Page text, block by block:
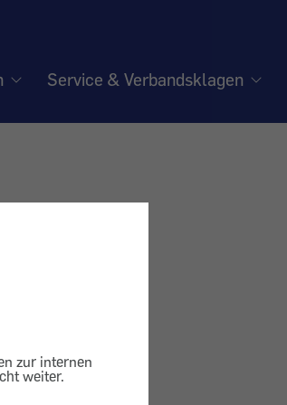
zur internen
weiter.
Service & Verbandsklagen